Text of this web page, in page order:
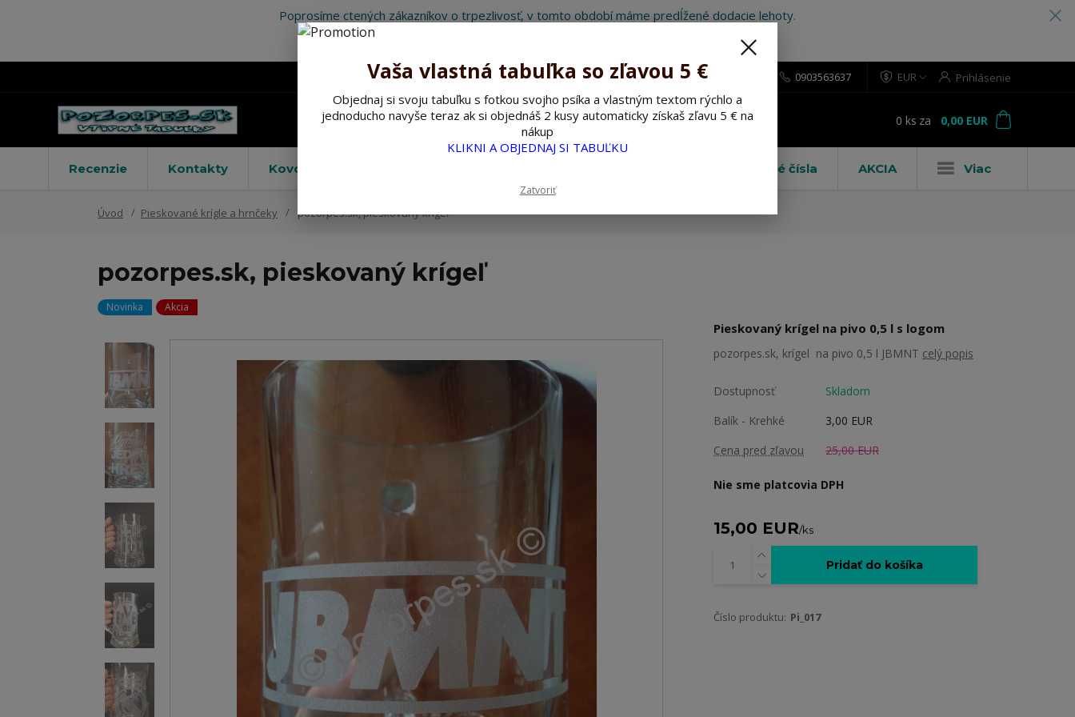
Poprosíme ctených zákazníkov o trpezlivosť, v tomto období máme predĺžené dodacie lehoty.
EUR Prihlásenie
Hľadať
0903563637
0 ks za 0,00 EUR
Recenzie Kontakty Kovové výstražné ceduľky Domové čísla AKCIA Viac
Úvod Pieskované krígle a hrnčeky pozorpes.sk, pieskovaný krígeľ
pozorpes.sk, pieskovaný krígeľ
Novinka Akcia
Pieskovaný krígel na pivo 0,5 l s logom
pozorpes.sk, krígel na pivo 0,5 l JBMNT celý popis
Dostupnosť
Skladom
Balík - Krehké
3,00 EUR
Cena pred zľavou
25,00 EUR
Nie sme platcovia DPH
15,00 EUR/ks
Pridať do košíka
Číslo produktu: Pi_017
Vaša vlastná tabuľka so zľavou 5 €
Objednaj si svoju tabuľku s fotkou svojho psíka a vlastným textom rýchlo a
jednoducho navyše teraz ak si objednáš 2 kusy automaticky získaš zľavu 5 € na
nákup
KLIKNI A OBJEDNAJ SI TABUĽKU
Zatvoriť